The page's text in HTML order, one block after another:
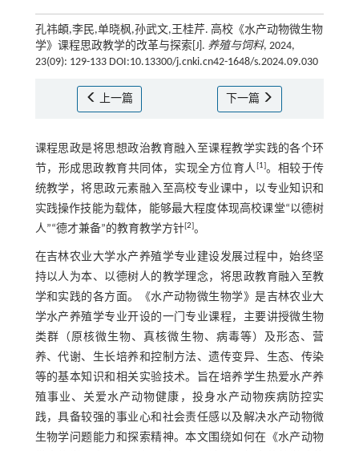
孔祎頔,李民,单晓枫,孙武文,王桂芹. 高校《水产动物微生物
学》课程思政教学的改革与探索[J]. 养殖与饲料, 2024,
23(09): 129-133 DOI:10.13300/j.cnki.cn42-1648/s.2024.09.030
上一篇 下一篇
课程思政是将思想政治教育融入至课程教学实践的各个环
节，形成思政教育共同体，实现全方位育人[1]。相较于传
统教学，将思政元素融入至高校专业课中，以专业知识和
实践操作技能为载体，能够最大程度体现高校课堂“以德树
人”“德才兼备”的教育教学方针[2]。
在吉林农业大学水产养殖学专业建设发展过程中，始终坚
持以人为本、以德树人的教学理念，将思政教育融入至教
学和实践的各方面。《水产动物微生物学》是吉林农业大
学水产养殖学专业开设的一门专业课程，主要讲授微生物
类群（原核微生物、真核微生物、病毒等）及形态、营
养、代谢、生长培养和控制方法、遗传变异、生态、传染
等的基本知识和相关实验技术。旨在培养学生热爱水产养
殖事业、关爱水产动物健康，投身水产动物疾病防控实
践，具备较强的事业心和社会责任感以及解决水产动物微
生物学问题能力和探索精神。本文围绕如何在《水产动物